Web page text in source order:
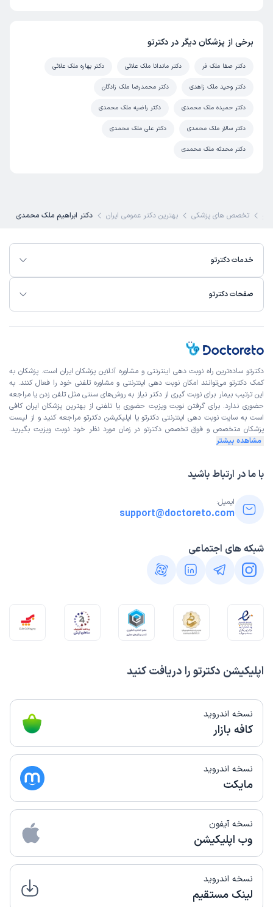
برخی از پزشکان دیگر در دکترتو
دکتر صفا ملک فر دکتر ماندانا ملک علائی دکتر بهاره ملک علائی
دکتر وحید ملک زاهدی دکتر محمدرضا ملک زادگان
دکتر حمیده ملک محمدی دکتر راضیه ملک محمدی
دکتر سالار ملک محمدی دکتر علی ملک محمدی
دکتر محدثه ملک محمدی
تخصص های پزشکی بهترین دکتر عمومی ایران دکتر ابراهیم ملک محمدی
خدمات دکترتو
صفحات دکترتو
اپلیکیشن دکترتو را دریافت کنید
نسخه اندروید
کافه بازار
نسخه اندروید
مایکت
نسخه آیفون
وب اپلیکیشن
نسخه اندروید
لینک مستقیم
دکترتو ساده‌ترین راه نوبت‌ دهی اینترنتی و مشاوره آنلاین پزشکان ایران است. پزشکان به
کمک دکترتو می‌توانند امکان نوبت دهی اینترنتی و مشاوره تلفنی خود را فعال کنند. به
این ترتیب بیمار برای نوبت گیری از دکتر نیاز به روش‌های سنتی مثل تلفن زدن یا مراجعه
حضوری ندارد. برای گرفتن نوبت ویزیت حضوری یا تلفنی از بهترین پزشکان ایران کافی
است به سایت نوبت دهی اینترنتی دکترتو یا اپلیکیشن دکترتو مراجعه کنید و از لیست
پزشکان متخصص و فوق تخصص دکترتو در زمان مورد نظر خود نوبت ویزیت بگیرید.
مشاهده بیشتر
با ما در ارتباط باشید
ایمیل:
support@doctoreto.com
شبکه های اجتماعی